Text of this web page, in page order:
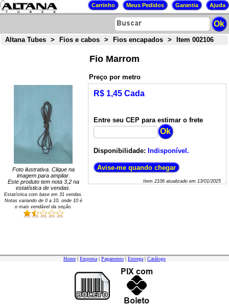
Altana Tubes > Fios e cabos > Fios encapados > Item 002106
Fio Marrom
Preço por metro
Foto ilustrativa. Clique na
imagem para ampliar.
Este produto tem nota 3,2na
estatística de vendas.
Estatística com base em 31vendas.
Notas variando de 0a 10, onde 10 é
o mais vendável da seção.
R$ 1,45 Cada
Entre seu CEP para estimar o frete
Disponibilidade: Indisponível.
Item 2106atualizado em 13/01/2025
Home | Empresa | Pagamento | Entrega | Catálogo